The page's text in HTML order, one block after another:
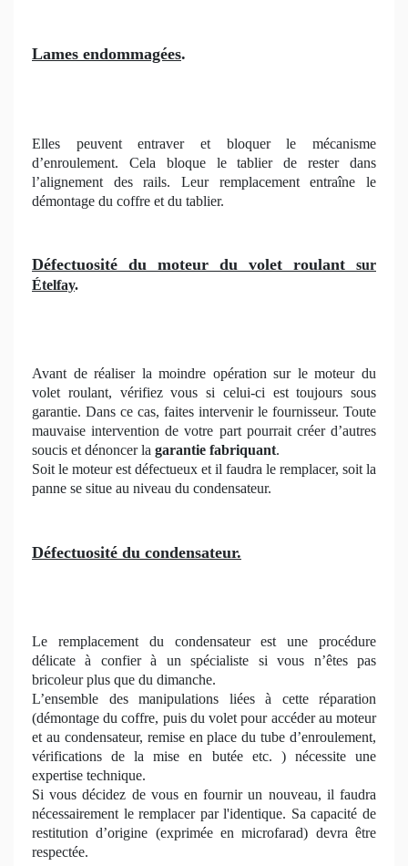
Lames endommagées.
Elles peuvent entraver et bloquer le mécanisme
d’enroulement. Cela bloque le tablier de rester dans
l’alignement des rails. Leur remplacement entraîne le
démontage du coffre et du tablier.
Défectuosité du moteur du volet roulant sur
Ételfay.
Avant de réaliser la moindre opération sur le moteur du
volet roulant, vérifiez vous si celui-ci est toujours sous
garantie. Dans ce cas, faites intervenir le fournisseur. Toute
mauvaise intervention de votre part pourrait créer d’autres
soucis et dénoncer la garantie fabriquant.
Soit le moteur est défectueux et il faudra le remplacer, soit la
panne se situe au niveau du condensateur.
Défectuosité du condensateur.
Le remplacement du condensateur est une procédure
délicate à confier à un spécialiste si vous n’êtes pas
bricoleur plus que du dimanche.
L’ensemble des manipulations liées à cette réparation
(démontage du coffre, puis du volet pour accéder au moteur
et au condensateur, remise en place du tube d’enroulement,
vérifications de la mise en butée etc. ) nécessite une
expertise technique.
Si vous décidez de vous en fournir un nouveau, il faudra
nécessairement le remplacer par l'identique. Sa capacité de
restitution d’origine (exprimée en microfarad) devra être
respectée.